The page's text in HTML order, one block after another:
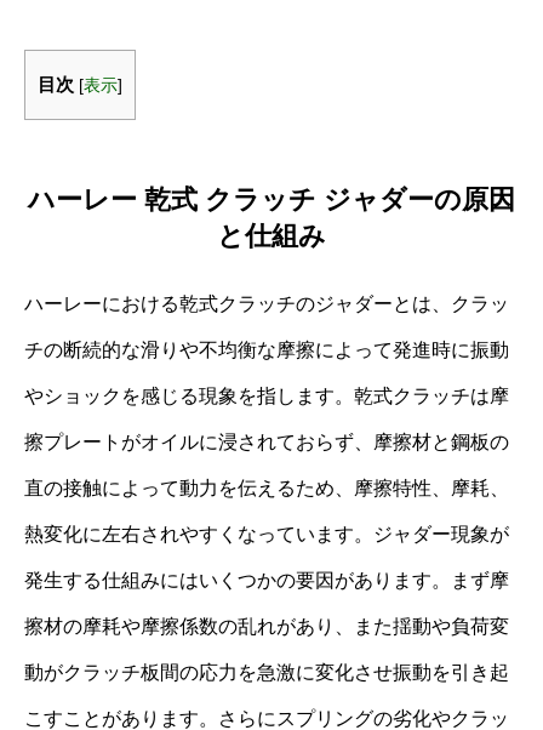
目次 [表示]
ハーレー 乾式 クラッチ ジャダーの原因
と仕組み
ハーレーにおける乾式クラッチのジャダーとは、クラッ
チの断続的な滑りや不均衡な摩擦によって発進時に振動
やショックを感じる現象を指します。乾式クラッチは摩
擦プレートがオイルに浸されておらず、摩擦材と鋼板の
直の接触によって動力を伝えるため、摩擦特性、摩耗、
熱変化に左右されやすくなっています。ジャダー現象が
発生する仕組みにはいくつかの要因があります。まず摩
擦材の摩耗や摩擦係数の乱れがあり、また揺動や負荷変
動がクラッチ板間の応力を急激に変化させ振動を引き起
こすことがあります。さらにスプリングの劣化やクラッ